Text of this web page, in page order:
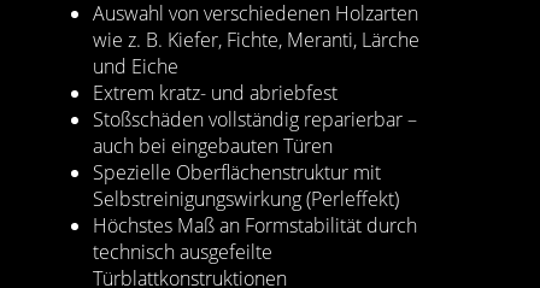
Auswahl von verschiedenen Holzarten
wie z. B. Kiefer, Fichte, Meranti, Lärche
und Eiche
Extrem kratz- und abriebfest
Stoßschäden vollständig reparierbar –
auch bei eingebauten Türen
Spezielle Oberflächenstruktur mit
Selbstreinigungswirkung (Perleffekt)
Höchstes Maß an Formstabilität durch
technisch ausgefeilte
Türblattkonstruktionen